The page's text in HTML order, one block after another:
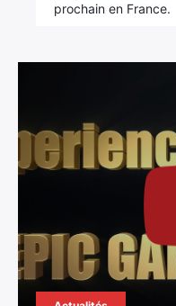
prochain en France.